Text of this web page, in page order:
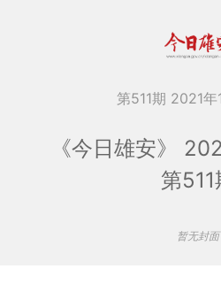
第511期 2021
《今日雄安》
第511
暂无封面